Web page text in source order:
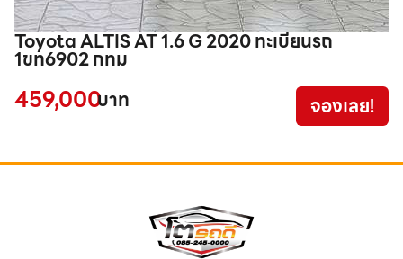
Toyota ALTIS AT 1.6 G 2020 ทะเบียนรถ
1ขท6902 กทม
459,000บาท จองเลย!